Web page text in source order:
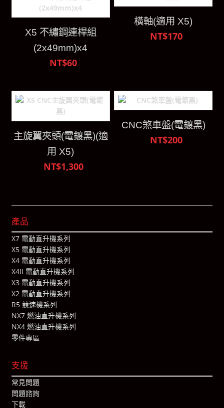
X5 不繡鋼連桿組
(2x49mm)x4
NT$60
橫軸(適用 X5)
NT$170
主旋翼夾頭(電鍍黑)(適
用 X5)
NT$1,300
CNC煞車盤(電鍍黑)
NT$200
產品
X7 電動直升機系列
X5 電動直升機系列
X4 電動直升機系列
X4II 電動直升機系列
X3 電動直升機系列
X2 電動直升機系列
R5 競速機系列
NX7 燃油直升機系列
NX4 燃油直升機系列
零件專區
支援
常見問題
問題諮詢
下載